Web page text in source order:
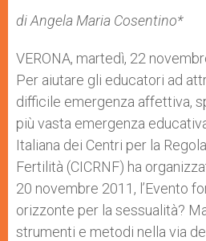
p
p
g
e
o
k
r
di Angela Maria Cosentino*
VERONA, martedì, 22
Per aiutare gli educatori ad
difficile emergenza affettiva,
più vasta emergenza
Italiana dei Centri per la
Fertilità (CICRNF) ha
20 novembre 2011, l’Evento
orizzonte per la sessualità?
strumenti e metodi nella via